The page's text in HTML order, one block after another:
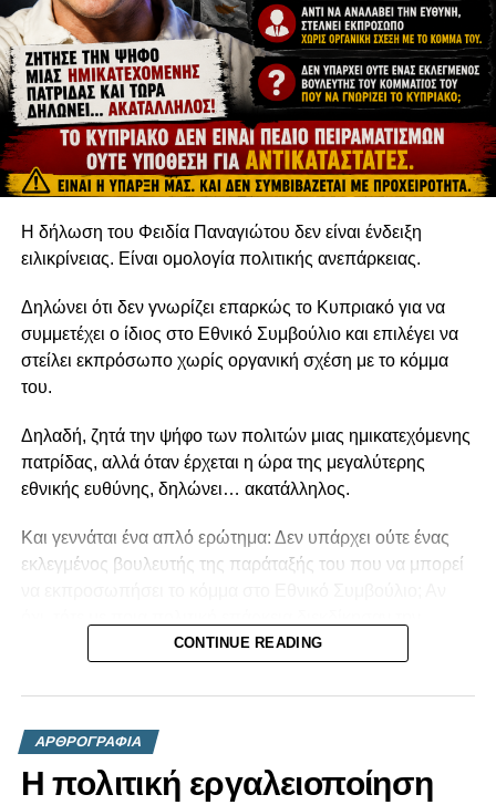
Η δήλωση του Φειδία Παναγιώτου δεν είναι ένδειξη
ειλικρίνειας. Είναι ομολογία πολιτικής ανεπάρκειας.
Δηλώνει ότι δεν γνωρίζει επαρκώς το Κυπριακό για να
συμμετέχει ο ίδιος στο Εθνικό Συμβούλιο και επιλέγει να
στείλει εκπρόσωπο χωρίς οργανική σχέση με το κόμμα
του.
Δηλαδή, ζητά την ψήφο των πολιτών μιας ημικατεχόμενης
πατρίδας, αλλά όταν έρχεται η ώρα της μεγαλύτερης
εθνικής ευθύνης, δηλώνει… ακατάλληλος.
Και γεννάται ένα απλό ερώτημα: Δεν υπάρχει ούτε ένας
εκλεγμένος βουλευτής της παράταξής του που να μπορεί
εμπιστοσύνη των Κυπρίων;
Η πολιτική δεν είναι βίντεο στο TikTok, ούτε παιχνίδι
παραδέχεται ότι δεν είναι σε θέση να ανταποκριθεί στην
κορυφαία θεσμική διαδικασία για το εθνικό μας ζήτημα, το
ελάχιστο που οφείλει είναι να αναλογιστεί αν ήταν εξαρχής
CONTINUE READING
ΑΡΘΡΟΓΡΑΦΙΑ
Η πολιτική εργαλειοποίηση